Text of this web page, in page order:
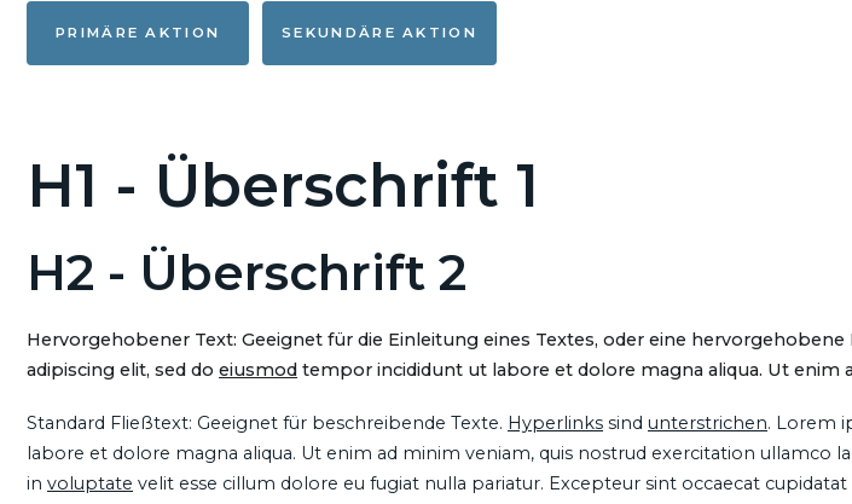
PRIMÄRE AKTION SEKUNDÄRE AKTION
H1 - Überschrift 1
H2 - Überschrift 2
Hervorgehobener Text: Geeignet für die Einleitung eines Textes, oder eine
adipiscing elit, sed do eiusmod tempor incididunt ut labore et dolore magna aliqua. Ut enim
Standard Fließtext: Geeignet für beschreibende Texte. Hyperlinks sind unterstrichen. Lorem
labore et dolore magna aliqua. Ut enim ad minim veniam, quis nostrud exercitation
in voluptate velit esse cillum dolore eu fugiat nulla pariatur. Excepteur sint occaecat